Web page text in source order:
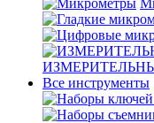
Все инструменты